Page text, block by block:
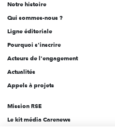
l'engagement
Notre histoire
Qui sommes-nous ?
Ligne éditoriale
Pourquoi s'inscrire
Acteurs de l'engagement
Actualités
Appels à projets
Mission RSE
Le kit média Carenews